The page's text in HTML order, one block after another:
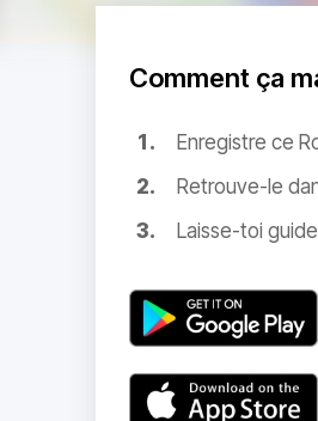
Comment ça
Enregistre ce
Retrouve-le
Laisse-toi